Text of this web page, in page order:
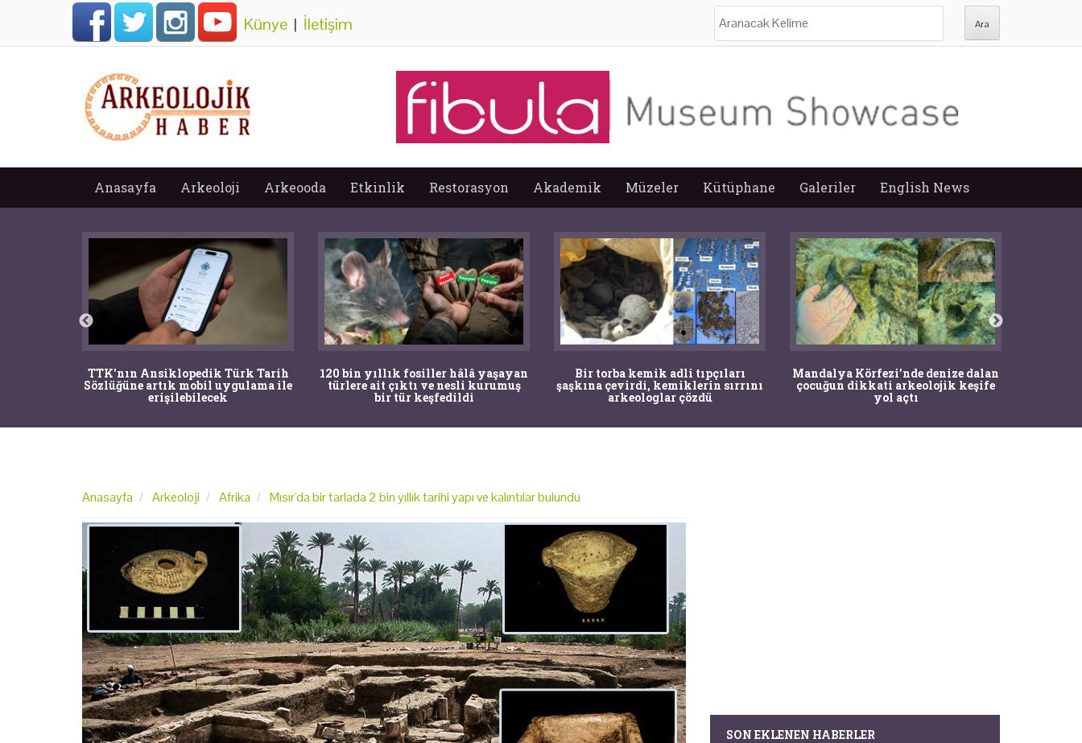
Künye | İletişim
Anasayfa Arkeoloji Arkeooda Etkinlik Restorasyon Akademik Müzeler Kütüphane Galeriler English News
TTK'nın Ansiklopedik Türk Tarih
Sözlüğüne artık mobil uygulama ile
erişilebilecek
120 bin yıllık fosiller hâlâ yaşayan
türlere ait çıktı ve nesli kurumuş
bir tür keşfedildi
Bir torba kemik adli tıpçıları
şaşkına çevirdi, kemiklerin sırrını
arkeologlar çözdü
Mandalya Körfezi’nde denize dalan
çocuğun dikkati arkeolojik keşife
yol açtı
Anasayfa Arkeoloji Afrika Mısır'da bir tarlada 2 bin yıllık tarihi yapı ve kalıntılar bulundu
SON EKLENEN HABERLER